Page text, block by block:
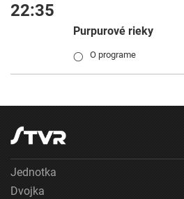
22:35
Purpurové rieky
◯ O programe
Jednotka
Dvojka